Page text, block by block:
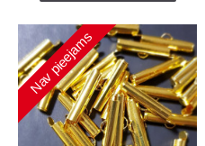
Nav pieejams